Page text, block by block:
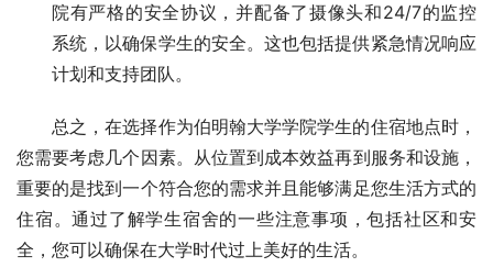
院有严格的安全协议，并配备了摄像头和24/7的监控
系统，以确保学生的安全。这也包括提供紧急情况响应
计划和支持团队。
总之，在选择作为伯明翰大学学院学生的住宿地点时，
您需要考虑几个因素。从位置到成本效益再到服务和设施，
重要的是找到一个符合您的需求并且能够满足您生活方式的
住宿。通过了解学生宿舍的一些注意事项，包括社区和安
全，您可以确保在大学时代过上美好的生活。